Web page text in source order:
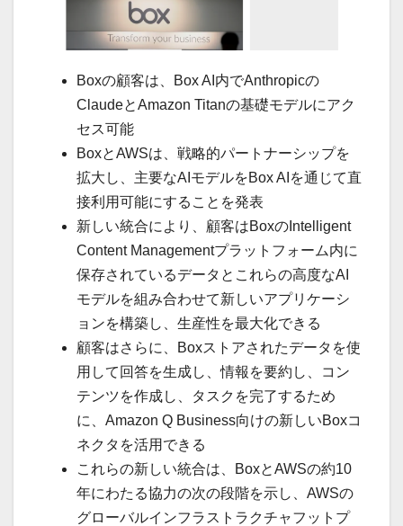
Boxの顧客は、Box AI内でAnthropicの
ClaudeとAmazon Titanの基礎モデルにアク
セス可能
BoxとAWSは、戦略的パートナーシップを
拡大し、主要なAIモデルをBox AIを通じて直
接利用可能にすることを発表
新しい統合により、顧客はBoxのIntelligent
Content Managementプラットフォーム内に
保存されているデータとこれらの高度なAI
モデルを組み合わせて新しいアプリケーシ
ョンを構築し、生産性を最大化できる
顧客はさらに、Boxストアされたデータを使
用して回答を生成し、情報を要約し、コン
テンツを作成し、タスクを完了するため
に、Amazon Q Business向けの新しいBoxコ
ネクタを活用できる
これらの新しい統合は、BoxとAWSの約10
年にわたる協力の次の段階を示し、AWSの
グローバルインフラストラクチャフットプ